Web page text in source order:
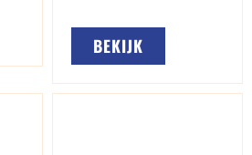
BEKIJK